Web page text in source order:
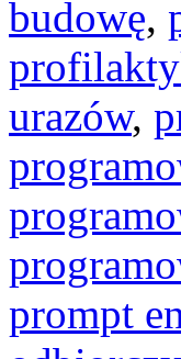
budowę,
urazów,
prompt